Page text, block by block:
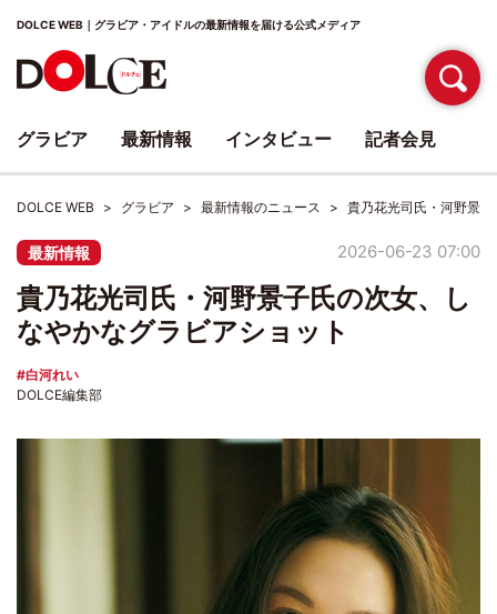
DOLCE WEB｜グラビア・アイドルの最新情報を届ける公式メディア
DOLCE WEB グラビア 最新情報のニュース 貴乃花光司氏・河野景
最新情報 2026-06-23 07:00
貴乃花光司氏・河野景子氏の次女、し
なやかなグラビアショット
白河れい
DOLCE編集部
グラビア 最新情報 インタビュー 記者会見